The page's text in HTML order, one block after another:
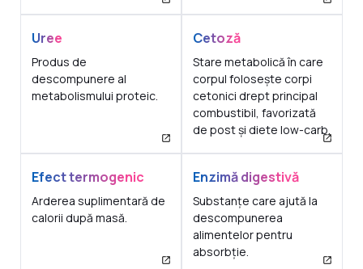
Uree
Produs de
descompunere al
metabolismului proteic.
Cetoză
Stare metabolică în care
corpul folosește corpi
cetonici drept principal
combustibil, favorizată
de post și diete low-carb.
Efect termogenic
Arderea suplimentară de
calorii după masă.
Enzimă digestivă
Substanțe care ajută la
descompunerea
alimentelor pentru
absorbție.